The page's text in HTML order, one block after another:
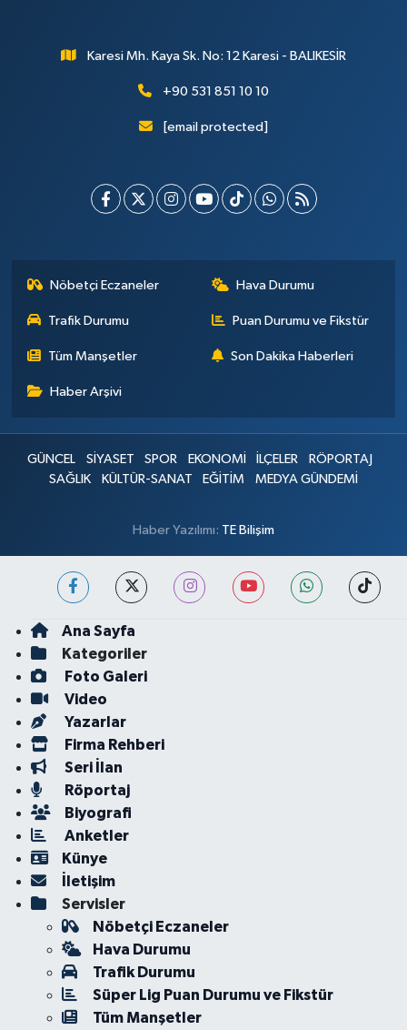
Karesi Mh. Kaya Sk. No: 12 Karesi - BALIKESİR
+90 531 851 10 10
[email protected]
Nöbetçi Eczaneler Hava Durumu
Trafik Durumu Puan Durumu ve Fikstür
Tüm Manşetler Son Dakika Haberleri
Haber Arşivi
GÜNCEL SİYASET SPOR EKONOMİ İLÇELER
RÖPORTAJ
SAĞLIK
KÜLTÜR-SANAT EĞİTİM MEDYA GÜNDEMİ
Haber Yazılımı: TE Bilişim
Ana Sayfa
Kategoriler
Foto Galeri
Video
Yazarlar
Firma Rehberi
Seri İlan
Röportaj
Biyografi
Anketler
Künye
İletişim
Servisler
Nöbetçi Eczaneler
Hava Durumu
Trafik Durumu
Süper Lig Puan Durumu ve Fikstür
Tüm Manşetler